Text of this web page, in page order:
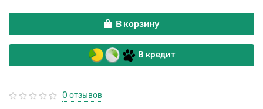
В корзину
В кредит
0 отзывов